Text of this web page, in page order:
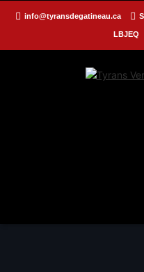
info@tyransdegatineau.ca
LBJEQ